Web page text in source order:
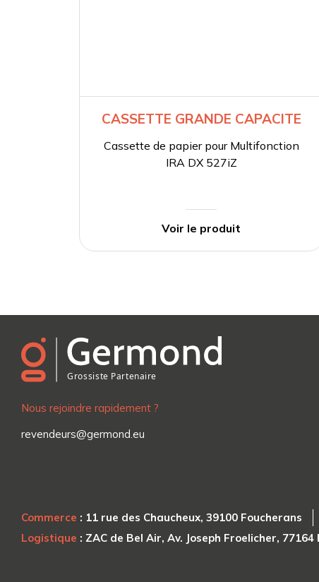
CASSETTE GRANDE CAPACITE
Cassette de papier pour Multifonction
IRA DX 527iZ
Voir le produit
Nous rejoindre rapidement ?
revendeurs@germond.eu
Commerce : 11 rue des Chaucheux, 39100 Foucherans
Logistique : ZAC de Bel Air, Av. Joseph Froelicher,